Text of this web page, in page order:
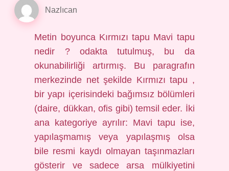
Nazlıcan
Metin boyunca Kırmızı tapu Mavi tapu
nedir ? odakta tutulmuş, bu da
okunabilirliği artırmış. Bu paragrafın
merkezinde net şekilde Kırmızı tapu ,
bir yapı içerisindeki bağımsız bölümleri
(daire, dükkan, ofis gibi) temsil eder. İki
ana kategoriye ayrılır: Mavi tapu ise,
yapılaşmamış veya yapılaşmış olsa
bile resmi kaydı olmayan taşınmazları
gösterir ve sadece arsa mülkiyetini